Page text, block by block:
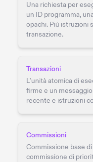
Una richiesta per
un ID programma,
opachi. Più istruzioni
transazione.
Transazioni
L'unità atomica di
firme e un
recente e istruzioni
Commissioni
Commissione base
commissione di